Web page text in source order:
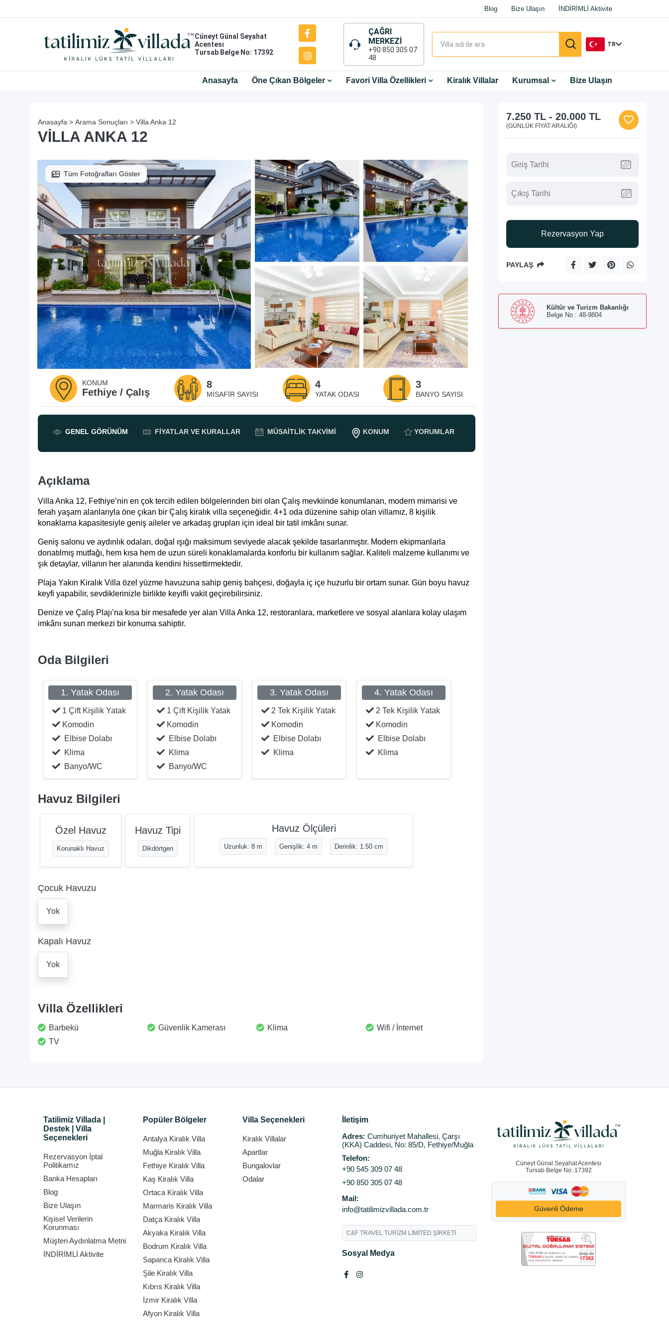
Blog Bize Ulaşın İNDİRİMLİ Aktivite
Cüneyt Günal Seyahat
Acentesı
Tursab Belge No: 17392
ÇAĞRI
MERKEZİ
+90 850 305 07
48
TR
Anasayfa Öne Çıkan Bölgeler Favori Villa Özellikleri Kiralık Villalar Kurumsal Bize Ulaşın
Anasayfa > Arama Sonuçları > Villa Anka 12
VILLA ANKA 12
Tüm Fotoğrafları Göster
KONUM
Fethiye / Çalış
8
MISAFIR SAYISI
4
YATAK ODASI
3
BANYO SAYISI
GENEL GÖRÜNÜM FIYATLAR VE KURALLAR MÜSAITLIK TAKVIMI KONUM YORUMLAR
Açıklama
Villa Anka 12, Fethiye’nin en çok tercih edilen bölgelerinden biri olan Çalış mevkiinde konumlanan, modern mimarisi ve
ferah yaşam alanlarıyla öne çıkan bir Çalış kiralık villa seçeneğidir. 4+1 oda düzenine sahip olan villamız, 8 kişilik
konaklama kapasitesiyle geniş aileler ve arkadaş grupları için ideal bir tatil imkânı sunar.
Geniş salonu ve aydınlık odaları, doğal ışığı maksimum seviyede alacak şekilde tasarlanmıştır. Modern ekipmanlarla
donatılmış mutfağı, hem kısa hem de uzun süreli konaklamalarda konforlu bir kullanım sağlar. Kaliteli malzeme kullanımı ve
şık detaylar, villanın her alanında kendini hissettirmektedir.
Plaja Yakın Kiralık Villa özel yüzme havuzuna sahip geniş bahçesi, doğayla iç içe huzurlu bir ortam sunar. Gün boyu havuz
keyfi yapabilir, sevdiklerinizle birlikte keyifli vakit geçirebilirsiniz.
Denize ve Çalış Plajı’na kısa bir mesafede yer alan Villa Anka 12, restoranlara, marketlere ve sosyal alanlara kolay ulaşım
imkânı sunan merkezi bir konuma sahiptir.
Oda Bilgileri
1. Yatak Odası
1 Çift Kişilik Yatak
Komodin
Elbise Dolabı
Klima
Banyo/WC
2. Yatak Odası
1 Çift Kişilik Yatak
Komodin
Elbise Dolabı
Klima
Banyo/WC
3. Yatak Odası
2 Tek Kişilik Yatak
Komodin
Elbise Dolabı
Klima
4. Yatak Odası
2 Tek Kişilik Yatak
Komodin
Elbise Dolabı
Klima
Havuz Bilgileri
Özel Havuz
Korunaklı Havuz
Havuz Tipi
Dikdörtgen
Havuz Ölçüleri
Uzunluk: 8 m Genişlik: 4 m Derinlik: 1.50 cm
Çocuk Havuzu
Yok
Kapalı Havuz
Yok
Villa Özellikleri
Barbekü Güvenlik Kamerası Klima
Wifi / İnternet
TV
7.250 TL- 20.000 TL
(GÜNLÜK FIYAT ARALIĞI)
Rezervasyon Yap
PAYLAŞ
Kültür ve Turizm Bakanlığı
Belge No : 48-9804
Tatilimiz Villada |
Destek | Villa
Seçenekleri
Rezervasyon İptal
Politikamız
Banka Hesapları
Blog
Bize Ulaşın
Kişisel Verilerin
Korunması
Müşteri Aydınlatma Metni
İNDİRİMLİ Aktivite
Popüler Bölgeler
Antalya Kiralık Villa
Muğla Kiralık Villa
Fethiye Kiralık Villa
Kaş Kiralık Villa
Ortaca Kiralık Villa
Marmaris Kiralık Villa
Datça Kiralık Villa
Akyaka Kiralık Villa
Bodrum Kiralık Villa
Sapanca Kiralık Villa
Şile Kiralık Villa
Kıbrıs Kiralık Villa
İzmir Kiralık Villa
Afyon Kiralık Villa
Villa Seçenekleri
Kiralık Villalar
Apartlar
Bungalovlar
Odalar
İletişim
Adres: Cumhuriyet Mahallesi, Çarşı
(KKA) Caddesi, No: 85/D, Fethiye/Muğla
Telefon:
+90 545 309 07 48
+90 850 305 07 48
Mail:
info@tatilimizvillada.com.tr
C&F TRAVEL TURİZM LİMİTED ŞİRKETİ
Sosyal Medya
Cüneyt Günal Seyahat Acentesı
Tursab Belge No: 17392
Güvenli Ödeme